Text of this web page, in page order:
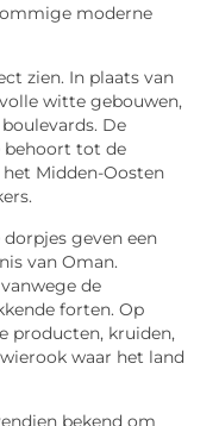
moderne
zien. In plaats van
witte gebouwen,
De
behoort tot de
Midden-Oosten
geven een
van Oman.
de
forten. Op
producten, kruiden,
waar het land
bekend om